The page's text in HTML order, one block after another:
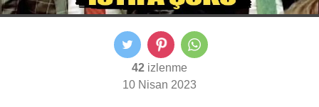
42 izlenme
10 Nisan 2023